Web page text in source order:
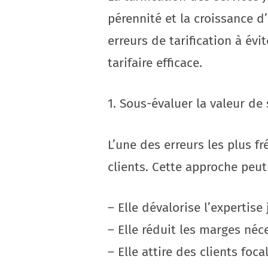
pérennité et la croissance
erreurs de tarification à
tarifaire efficace.
1. Sous-évaluer la valeur de
L’une des erreurs les plus
clients. Cette approche
– Elle dévalorise
– Elle réduit les marges
– Elle attire des clients